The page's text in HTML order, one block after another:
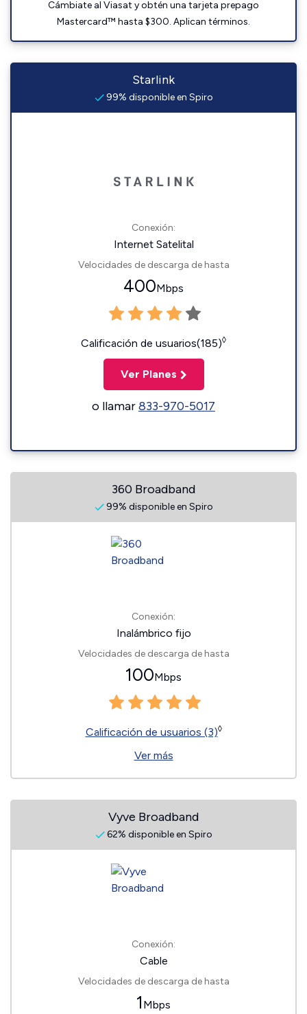
Cámbiate al Viasat y obtén una tarjeta prepago
Mastercard™ hasta $300. Aplican términos.
Starlink
99% disponible en Spiro
Conexión:
Internet Satelital
Velocidades de descarga de hasta
400Mbps
Calificación de usuarios(185)◊
Ver Planes
o llamar833-970-5017
360 Broadband
99% disponible en Spiro
Conexión:
Inalámbrico fijo
Velocidades de descarga de hasta
100Mbps
Calificación de usuarios (3)◊
Ver más
Vyve Broadband
62% disponible en Spiro
Conexión:
Cable
Velocidades de descarga de hasta
1 Mbps